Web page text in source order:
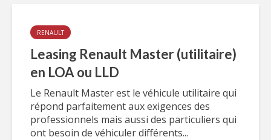
RENAULT
Leasing Renault Master (utilitaire)
en LOA ou LLD
Le Renault Master est le véhicule utilitaire qui
répond parfaitement aux exigences des
professionnels mais aussi des particuliers qui
ont besoin de véhiculer différents...